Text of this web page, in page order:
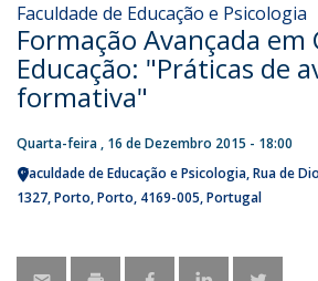
Faculdade de Educação e Psicologia
Formação Avançada em
Educação: "Práticas de
formativa"
Quarta-feira , 16 de Dezembro 2015 - 18:00
Faculdade de Educação e Psicologia Rua de
1327 Porto Porto 4169-005 Portugal